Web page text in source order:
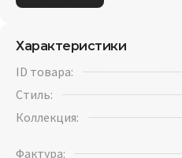
Характеристики
ID товара:
Стиль:
Коллекция:
Фактура: